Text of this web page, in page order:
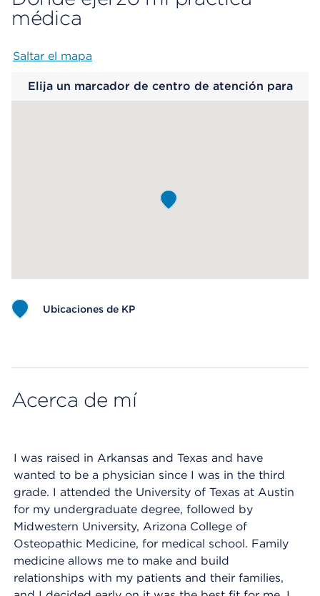
médica
Saltar el mapa
Elija un marcador de centro de atención para
Ubicaciones de KP
Acerca de mí
I was raised in Arkansas and Texas and have
wanted to be a physician since I was in the third
grade. I attended the University of Texas at Austin
for my undergraduate degree, followed by
Midwestern University, Arizona College of
Osteopathic Medicine, for medical school. Family
medicine allows me to make and build
relationships with my patients and their families,